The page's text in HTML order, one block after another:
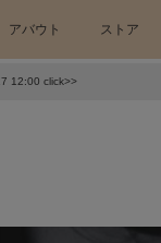
アバウト ストア
12:00 click>>